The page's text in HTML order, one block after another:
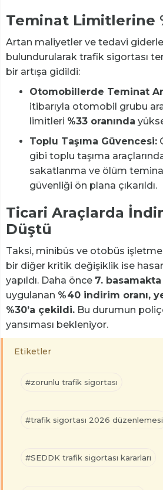
Teminat Limitlerine
Artan maliyetler ve tedavi
bulundurularak trafik sigortası
bir artışa gidildi:
Otomobillerde Teminat
itibarıyla otomobil grubu
limitleri %33 oranında
Toplu Taşıma Güvencesi:
gibi toplu taşıma
sakatlanma ve ölüm
güvenliği ön plana çıkarıldı.
Ticari Araçlarda
Düştü
Taksi, minibüs ve otobüs
bir diğer kritik değişiklik ise
yapıldı. Daha önce 7. basamakta
uygulanan %40 indirim oranı,
%30’a çekildi. Bu durumun
yansıması bekleniyor.
Etiketler
#zorunlu trafik sigortası
#trafik sigortası 2026 düzenlemesi
#SEDDK trafik sigortası kararları